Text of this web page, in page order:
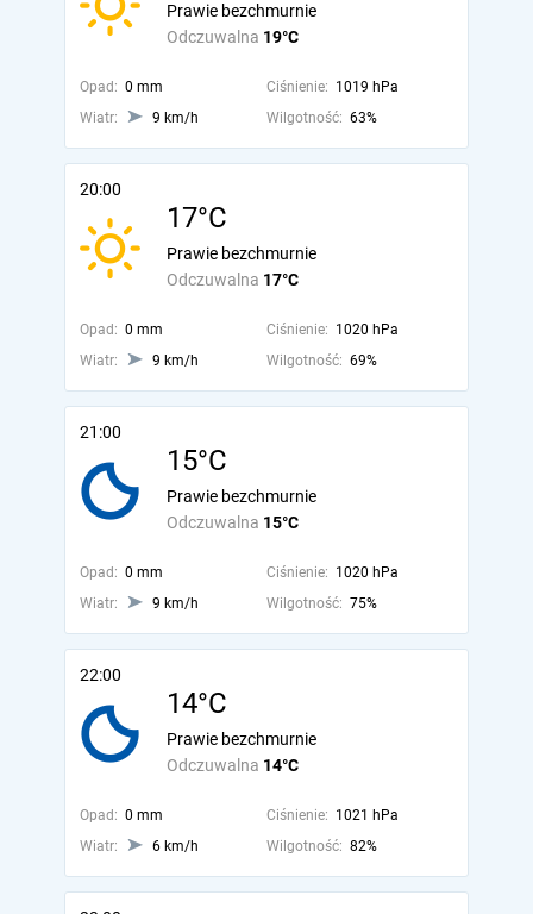
Odczuwalna 19°C
Prawie bezchmurnie
Opad: 0 mm Ciśnienie: 1019 hPa
Wiatr:
9 km/h Wilgotność: 63%
20:00
17°C
Odczuwalna 17°C
Prawie bezchmurnie
Opad: 0 mm Ciśnienie: 1020 hPa
Wiatr:
9 km/h Wilgotność: 69%
21:00
15°C
Odczuwalna 15°C
Prawie bezchmurnie
Opad: 0 mm Ciśnienie: 1020 hPa
Wiatr:
9 km/h Wilgotność: 75%
22:00
14°C
Odczuwalna 14°C
Prawie bezchmurnie
Opad: 0 mm Ciśnienie: 1021 hPa
Wiatr:
6 km/h Wilgotność: 82%